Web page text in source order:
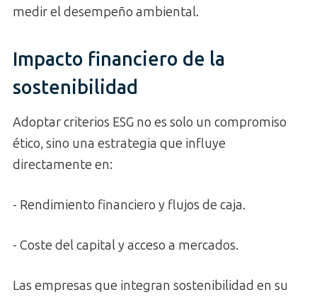
medir el desempeño ambiental.
Impacto financiero de la
sostenibilidad
Adoptar criterios ESG no es solo un compromiso
ético, sino una estrategia que influye
directamente en:
- Rendimiento financiero y flujos de caja.
- Coste del capital y acceso a mercados.
Las empresas que integran sostenibilidad en su